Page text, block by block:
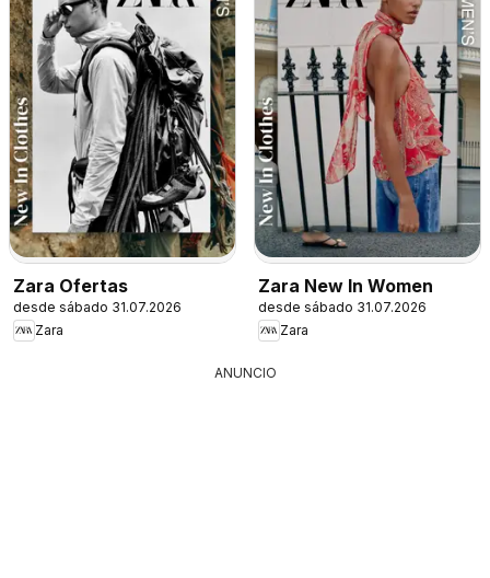
Zara Ofertas
desde sábado 31.07.2026
Zara
Zara New In Women
desde sábado 31.07.2026
Zara
ANUNCIO